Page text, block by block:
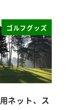
ゴルフグッズ
ネット、ス